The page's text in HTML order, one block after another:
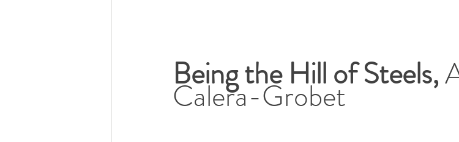
Being the Hill of Steels,
Calera-Grobet